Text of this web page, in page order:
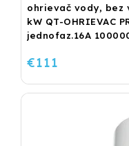
ohrievač vody, bez
kW QT-OHRIEVAC
jednofaz.16A
€111